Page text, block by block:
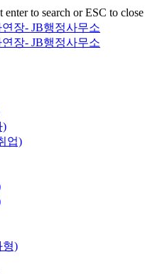
enter to search or ESC to close
)
업)
형)